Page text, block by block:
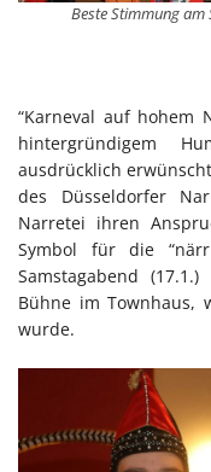
Beste Stimmung
“Karneval auf hohem
hintergründigem
ausdrücklich
des Düsseldorfer
Narretei ihren
Symbol für die
Samstagabend
Bühne im Townhaus,
wurde.